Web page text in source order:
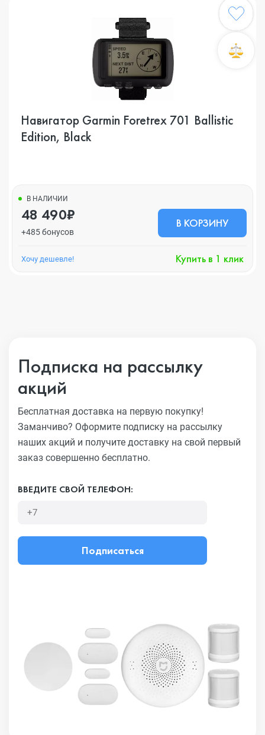
Навигатор Garmin Foretrex 701 Ballistic
Edition, Black
В НАЛИЧИИ
48 490₽
+485 бонусов
В КОРЗИНУ
Хочу дешевле! Купить в 1 клик
Подписка на рассылку
акций
Бесплатная доставка на первую покупку!
Заманчиво? Оформите подписку на рассылку
наших акций и получите доставку на свой первый
заказ совершенно бесплатно.
ВВЕДИТЕ СВОЙ ТЕЛЕФОН:
Подписаться